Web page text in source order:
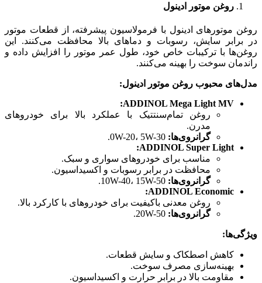
روغن موتور ادینول
روغن موتورهای ادینول با فرمولاسیون پیشرفته، از قطعات موتور
در برابر سایش، رسوبات و دماهای بالا محافظت می‌کنند. این
روغن‌ها با ترکیبات خاص خود، طول عمر موتور را افزایش داده و
راندمان سوخت را بهینه می‌کنند.
مدل‌های محبوب روغن موتور ادینول:
ADDINOL Mega Light MV:
روغن تمام‌سنتتیک با عملکرد بالا برای خودروهای
مدرن.
گرانروی‌ها:
ADDINOL Super Light:
مناسب برای خودروهای سواری و سبک.
محافظت در برابر رسوبات و اکسیداسیون.
گرانروی‌ها:
ADDINOL Economic:
روغن معدنی باکیفیت برای خودروهای با کارکرد بالا.
گرانروی‌ها:
ویژگی‌ها:
کاهش اصطکاک و سایش قطعات.
بهینه‌سازی مصرف سوخت.
مقاومت بالا در برابر حرارت و اکسیداسیون.